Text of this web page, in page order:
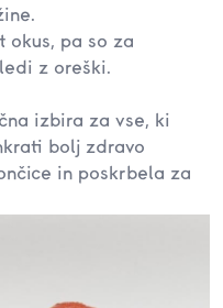
okus, pa so za
z oreški.
izbira za vse, ki
bolj zdravo
in poskrbela za